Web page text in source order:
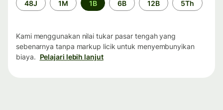
waktu
48J 1M 1B 6B 12B 5Th
Kami menggunakan nilai tukar pasar tengah yang
sebenarnya tanpa markup licik untuk menyembunyikan
biaya. Pelajari lebih lanjut